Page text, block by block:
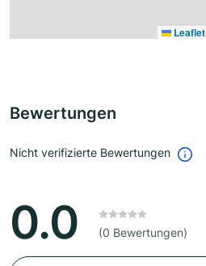
Leaflet
Bewertungen
Nicht verifizierte Bewertungen
0.0 (0 Bewertungen)